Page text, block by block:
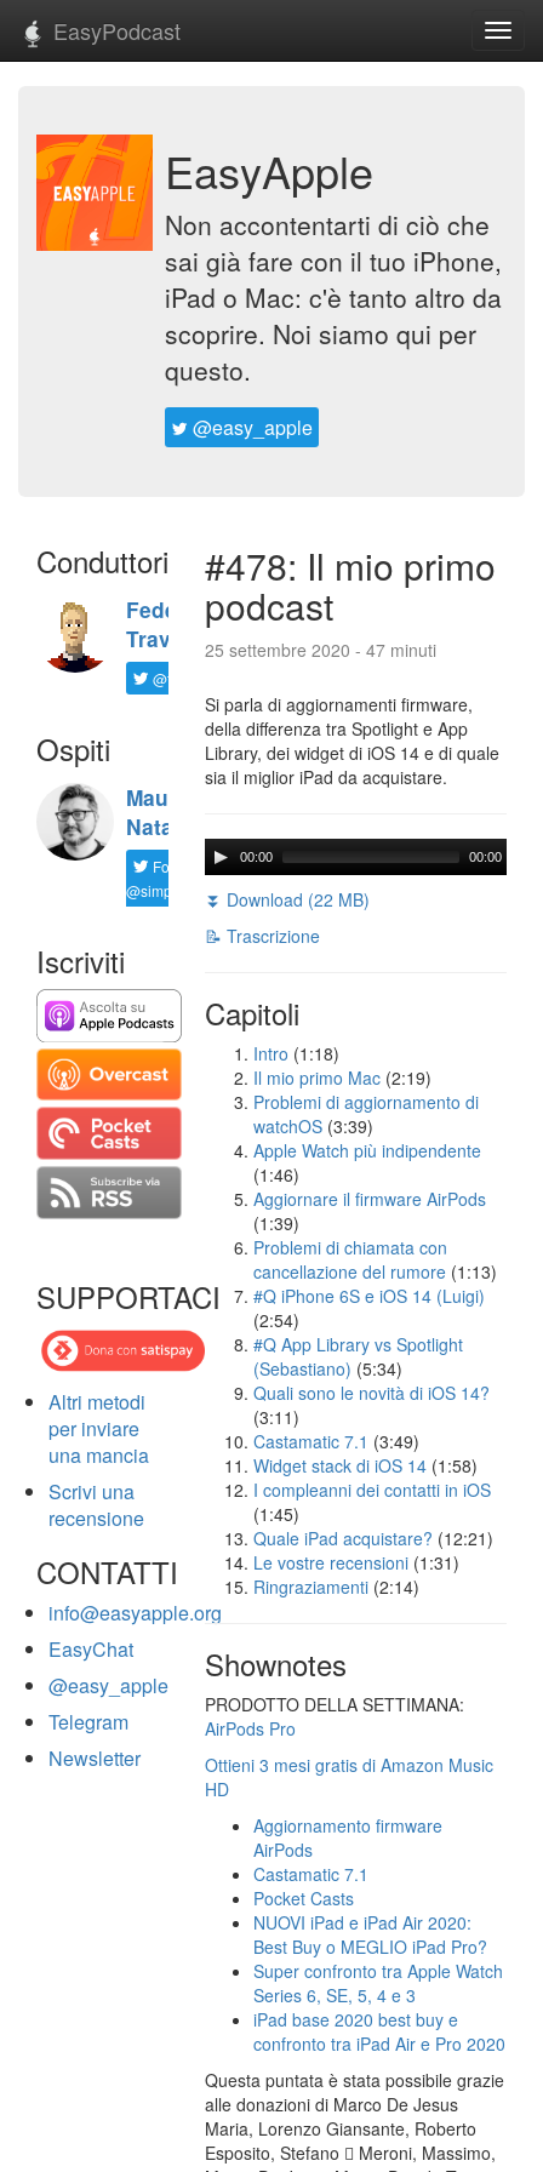
EasyPodcast
EasyApple
Non accontentarti di ciò che
sai già fare con il tuo iPhone,
iPad o Mac: c'è tanto altro da
scoprire. Noi siamo qui per
questo.
@easy_apple
Conduttori
Federico
Travaini
@ftrava
Ospiti
Maurizio
Natali
Follow
@simplemal
Iscriviti
SUPPORTACI
Altri metodi
per inviare
una mancia
Scrivi una
recensione
CONTATTI
info@easyapple.org
EasyChat
@easy_apple
Telegram
Newsletter
#478: Il mio primo
podcast
25 settembre 2020 - 47 minuti
Si parla di aggiornamenti firmware,
della differenza tra Spotlight e App
Library, dei widget di iOS 14 e di quale
sia il miglior iPad da acquistare.
00:00 00:00
⏬ Download (22 MB)
📝 Trascrizione
Capitoli
Intro (1:18)
Il mio primo Mac (2:19)
Problemi di aggiornamento di
watchOS (3:39)
Apple Watch più indipendente
(1:46)
Aggiornare il firmware AirPods
(1:39)
Problemi di chiamata con
cancellazione del rumore (1:13)
#Q iPhone 6S e iOS 14 (Luigi)
(2:54)
#Q App Library vs Spotlight
(Sebastiano) (5:34)
Quali sono le novità di iOS 14?
(3:11)
Castamatic 7.1 (3:49)
Widget stack di iOS 14 (1:58)
I compleanni dei contatti in iOS
(1:45)
Quale iPad acquistare? (12:21)
Le vostre recensioni (1:31)
Ringraziamenti (2:14)
Shownotes
PRODOTTO DELLA SETTIMANA:
AirPods Pro
Ottieni 3 mesi gratis di Amazon Music
HD
Aggiornamento firmware
AirPods
Castamatic 7.1
Pocket Casts
NUOVI iPad e iPad Air 2020:
Best Buy o MEGLIO iPad Pro?
Super confronto tra Apple Watch
Series 6, SE, 5, 4 e 3
iPad base 2020 best buy e
confronto tra iPad Air e Pro 2020
Questa puntata è stata possibile grazie
alle donazioni di Marco De Jesus
Maria, Lorenzo Giansante, Roberto
Esposito, Stefano  Meroni, Massimo,